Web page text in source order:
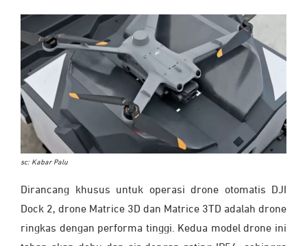
sc: Kabar Palu
Dirancang khusus untuk operasi drone otomatis DJI
Dock 2, drone Matrice 3D dan Matrice 3TD adalah drone
ringkas dengan performa tinggi. Kedua model drone ini